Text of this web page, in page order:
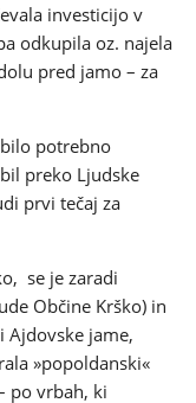
investicijo v
odkupila oz. najela
pred jamo – za
potrebno
preko Ljudske
prvi tečaj za
se je zaradi
Občine Krško) in
Ajdovske jame,
»popoldanski«
po vrbah, ki